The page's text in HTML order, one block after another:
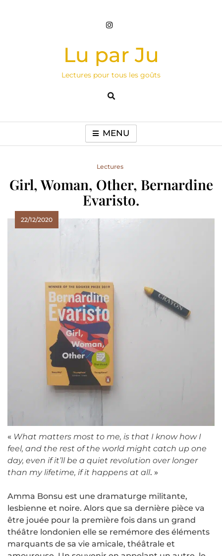
Lu par Ju
Lectures pour tous les goûts
MENU
Lectures
Girl, Woman, Other, Bernardine
Evaristo.
22/12/2020
« What matters most to me, is that I know how I
feel, and the rest of the world might catch up one
day, even if it’ll be a quiet revolution over longer
than my lifetime, if it happens at all. »
Amma Bonsu est une dramaturge militante,
lesbienne et noire. Alors que sa dernière pièce va
être jouée pour la première fois dans un grand
théâtre londonien elle se remémore des éléments
marquants de sa vie amicale, théâtrale et